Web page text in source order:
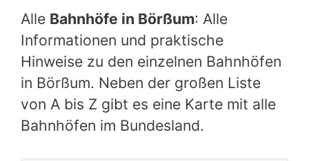
Alle Bahnhöfe in Börßum: Alle
Informationen und praktische
Hinweise zu den einzelnen Bahnhöfen
in Börßum. Neben der großen Liste
von A bis Z gibt es eine Karte mit alle
Bahnhöfen im Bundesland.